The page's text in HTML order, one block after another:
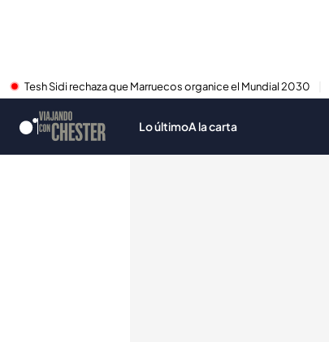
Tesh Sidi rechaza que Marruecos organice el Mundial 2030
Lo últimoA la carta